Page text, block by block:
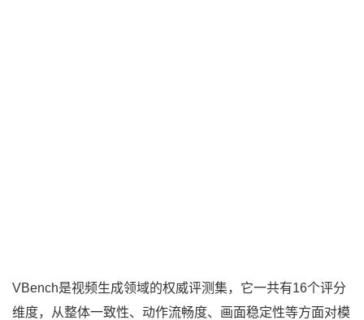
VBench是视频生成领域的权威评测集，它一共有16个评分
维度，从整体一致性、动作流畅度、画面稳定性等方面对模